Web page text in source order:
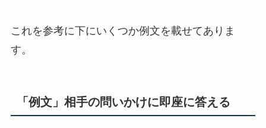
これを参考に下にいくつか例文を載せてありま
す。
「例文」相手の問いかけに即座に答える